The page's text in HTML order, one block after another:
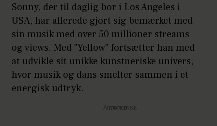
Sonny, der til daglig bor i Los Angeles i
USA, har allerede gjort sig bemærket med
sin musik med over 50 millioner streams
og views. Med "Yellow" fortsætter han med
at udvikle sit unikke kunstneriske univers,
hvor musik og dans smelter sammen i et
energisk udtryk.
Annonce